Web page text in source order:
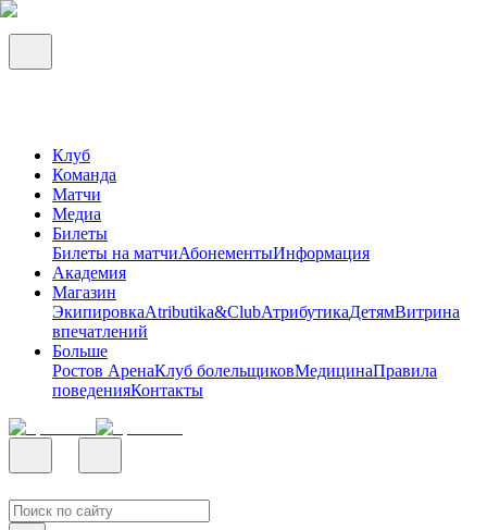
Клуб
Команда
Матчи
Медиа
Билеты
Билеты на матчиАбонементыИнформация
Академия
Магазин
ЭкипировкаAtributika&ClubАтрибутикаДетямВитрина
впечатлений
Больше
Ростов АренаКлуб болельщиковМедицинаПравила
поведенияКонтакты